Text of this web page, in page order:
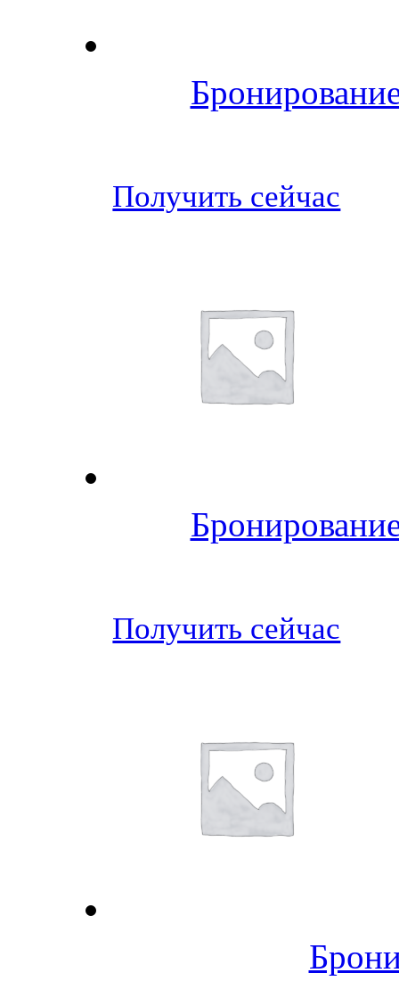
Получить сейчас
Получить сейчас